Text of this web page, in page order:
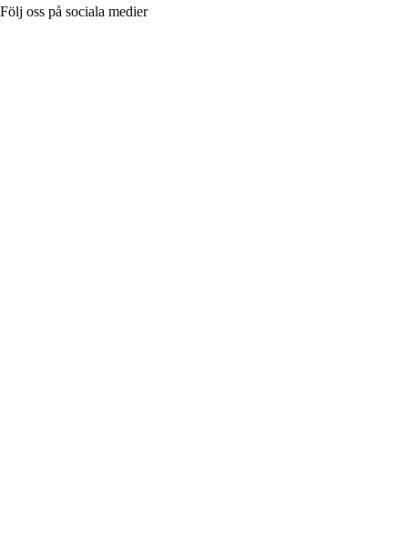
Följ oss på sociala medier